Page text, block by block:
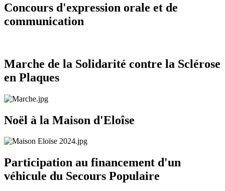
Concours d'expression orale et de
communication
Marche de la Solidarité contre la Sclérose
en Plaques
Noël à la Maison d'Eloîse
Participation au financement d'un
véhicule du Secours Populaire